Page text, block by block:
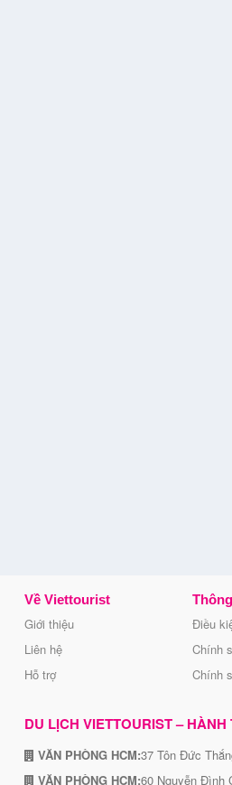
Về Viettourist
Giới thiệu
Liên hệ
Hỗ trợ
Điều
Chính
Chính
DU LỊCH VIETTOURIST –
VĂN PHÒNG HCM:37 Tôn Đức
VĂN PHÒNG HCM:60 Nguyễn Đình